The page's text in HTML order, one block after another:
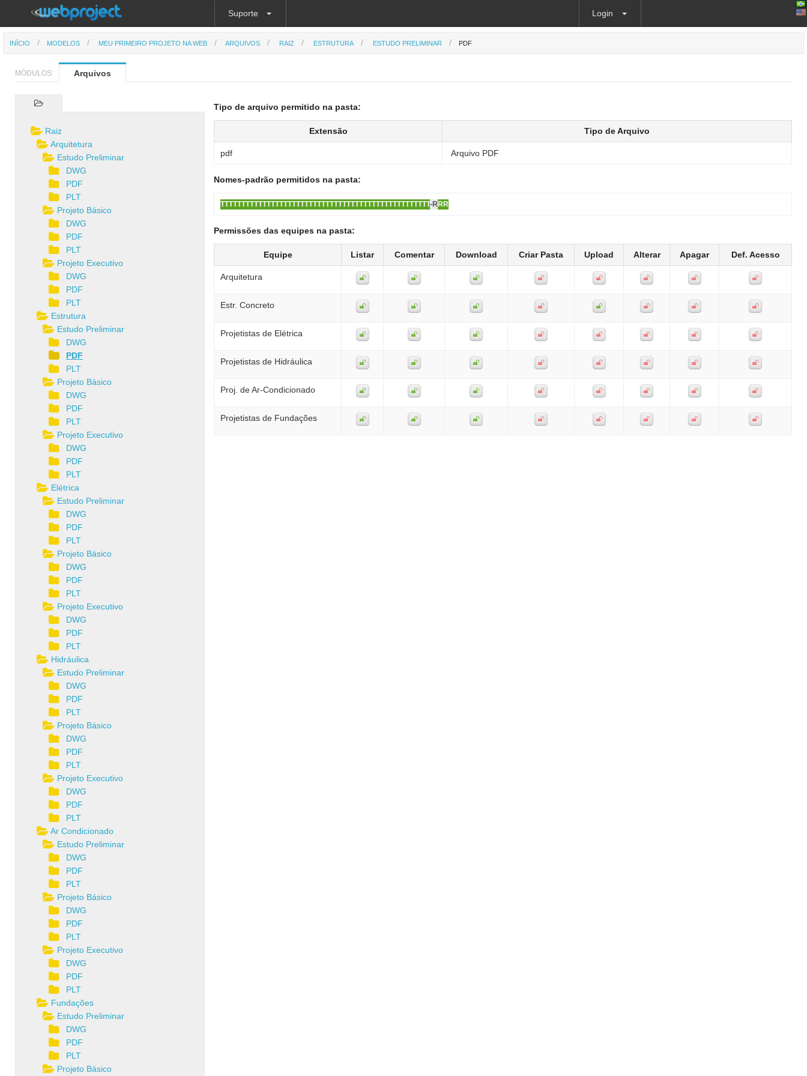
Suporte Login
INÍCIO MODELOS MEU PRIMEIRO PROJETO NA WEB ARQUIVOS RAIZ ESTRUTURA ESTUDO PRELIMINAR PDF
MÓDULOS: Arquivos
Tipo de arquivo permitido na pasta:
Extensão Tipo de Arquivo
pdf Arquivo PDF
Nomes-padrão permitidos na pasta:
TTTTTTTTTTTTTTTTTTTTTTTTTTTTTTTTTTTTTTTTTTTTTTTTTT-R RR
Permissões das equipes na pasta:
Equipe Listar Comentar Download Criar Pasta Upload Alterar Apagar Def. Acesso
Arquitetura
Estr. Concreto
Projetistas de Elétrica
Projetistas de Hidráulica
Proj. de Ar-Condicionado
Projetistas de Fundações
Raiz
Arquitetura
Estudo Preliminar
DWG
PDF
PLT
Projeto Básico
DWG
PDF
PLT
Projeto Executivo
DWG
PDF
PLT
Estrutura
Estudo Preliminar
DWG
PDF
PLT
Projeto Básico
DWG
PDF
PLT
Projeto Executivo
DWG
PDF
PLT
Elétrica
Estudo Preliminar
DWG
PDF
PLT
Projeto Básico
DWG
PDF
PLT
Projeto Executivo
DWG
PDF
PLT
Hidráulica
Estudo Preliminar
DWG
PDF
PLT
Projeto Básico
DWG
PDF
PLT
Projeto Executivo
DWG
PDF
PLT
Ar Condicionado
Estudo Preliminar
DWG
PDF
PLT
Projeto Básico
DWG
PDF
PLT
Projeto Executivo
DWG
PDF
PLT
Fundações
Estudo Preliminar
DWG
PDF
PLT
Projeto Básico